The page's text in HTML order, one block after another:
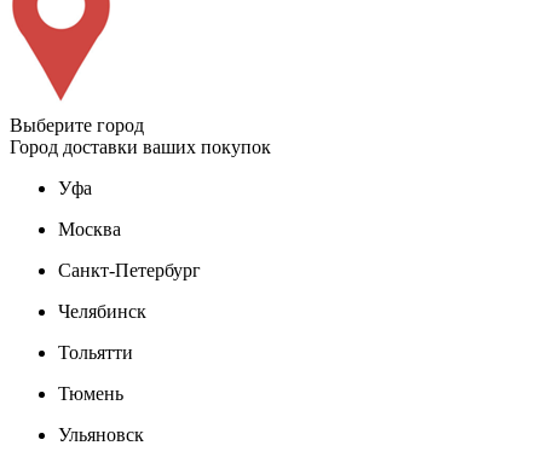
Выберите город
Город доставки ваших покупок
Уфа
Москва
Санкт-Петербург
Челябинск
Тольятти
Тюмень
Ульяновск